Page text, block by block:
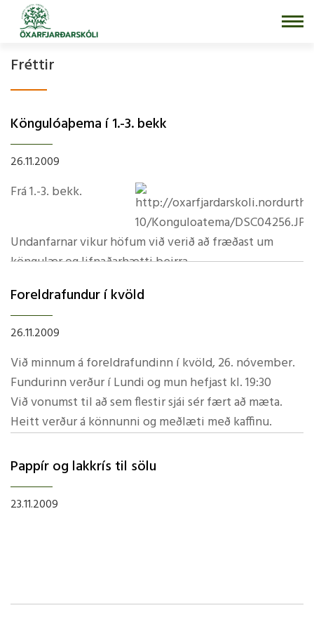
Fara
efni
Fréttir
Köngulóaþema í­ 1.-3. bekk
26.11.2009
Frá 1.-3. bekk.
Undanfarnar vikur höfum við verið að fræðast um
köngulær og lifnaðarhætti þeirra.
bandi og pappír.
Einnig erum við að lesa bókina Vefurinn hennar
Karlottu, sem fjallar um dýrin á bóndabænum og
vináttu þeirra, í aðalhlutverki þar er köngulóin
Karlotta.
Börnin hafa verið mjög áhugasöm.
Í dag fimmtudaginn 26. nóvember höfðum við svo
köngulóardag þar sem börnin bökuðu köngulóarköku í
heimilisfræði og svo skreyttu þau kökurnar.
Foreldrafundur í­ kvöld
26.11.2009
Við minnum á foreldrafundinn í kvöld, 26. nóvember.
Fundurinn verður í Lundi og mun hefjast kl. 19:30
Við vonumst til að sem flestir sjái sér fært að mæta.
Heitt verður á könnunni og meðlæti með kaffinu.
Pappí­r og lakkrí­s til sölu
23.11.2009